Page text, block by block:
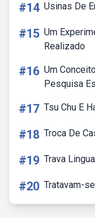
#14 Usinas De
#15 Um
Realizado
#16 Um
Pesquisa
#17 Tsu Chu E
#18 Troca De
#19 Trava
#20 Tratavam-